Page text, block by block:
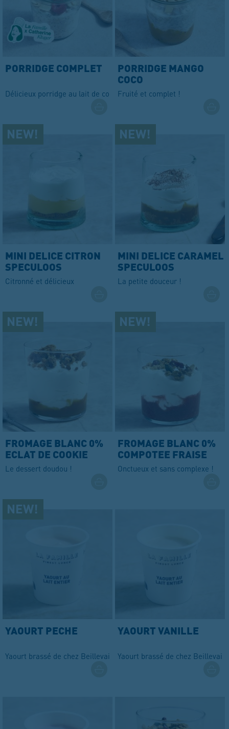
PORRIDGE COMPLET
Délicieux porridge au lait de coco
PORRIDGE MANGO
COCO
Fruité et complet !
MINI DELICE CITRON
SPECULOOS
Citronné et délicieux
MINI DELICE CARAMEL
SPECULOOS
La petite douceur !
FROMAGE BLANC 0%
ECLAT DE COOKIE
Le dessert doudou !
FROMAGE BLANC 0%
COMPOTEE FRAISE
RHUBARBE
Onctueux et sans complexe !
YAOURT PECHE
Yaourt brassé de chez Beillevaire.
YAOURT VANILLE
Yaourt brassé de chez Beillevaire